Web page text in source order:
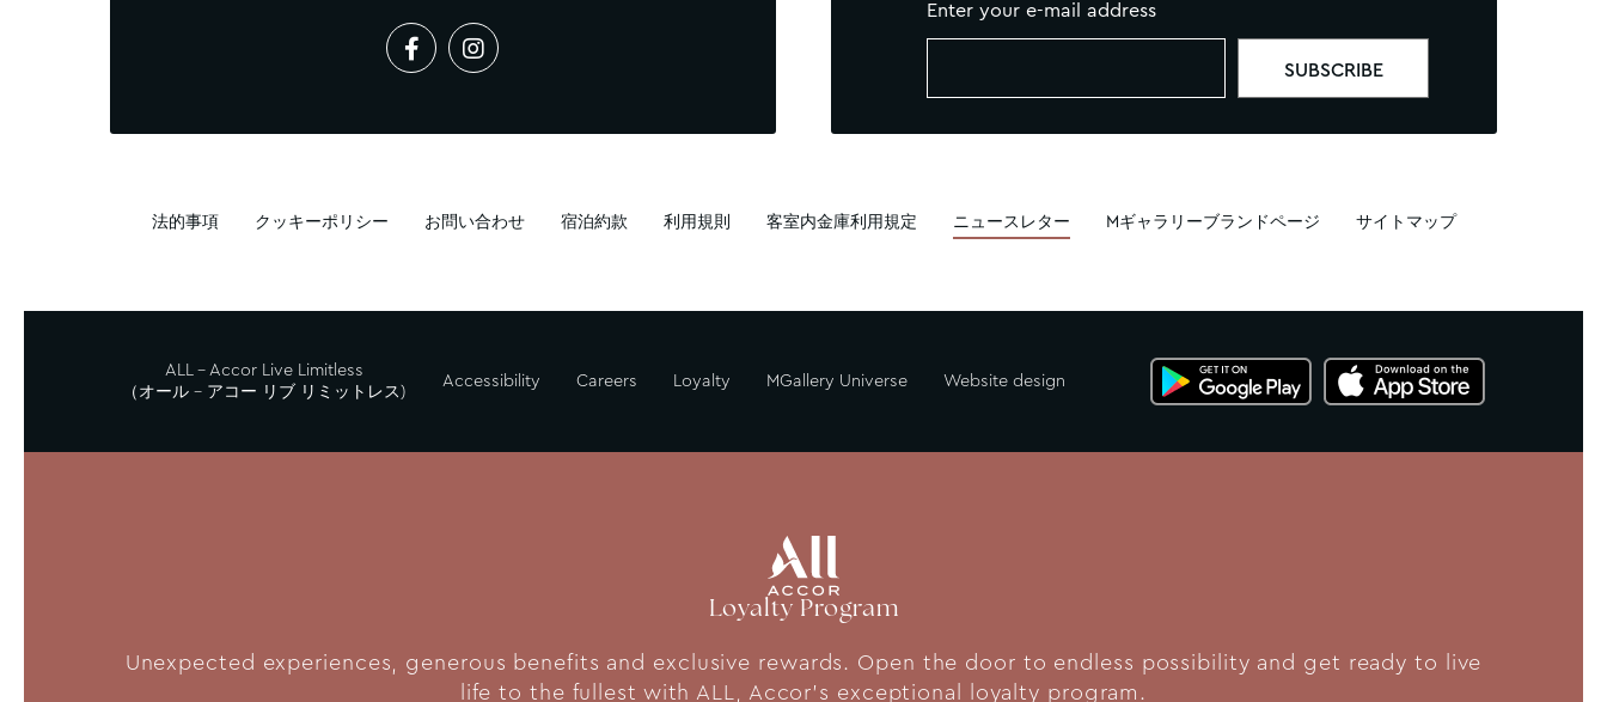
Enter your e-mail address
法的事項 クッキーポリシー お問い合わせ 宿泊約款 利用規則 客室内金庫利用規定 ニュースレター Mギャラリーブランドページ サイトマップ
ALL - Accor Live Limitless
（オール – アコー リブ リミットレス)
Accessibility Careers Loyalty MGallery Universe Website design
Loyalty Program
Unexpected experiences, generous benefits and exclusive rewards. Open the door to endless possibility and get ready to live
life to the fullest with ALL, Accor's exceptional loyalty program.